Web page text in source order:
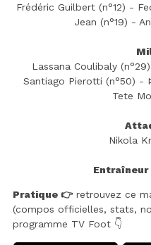
Frédéric Guilbert (n°12) -
Jean (n°19) -
Lassana Coulibaly
Santiago Pierotti (n°50) -
Tete
Nikola
Entraîneur
Pratique 👉retrouvez ce
(compos officielles, stats,
programme TV Foot 👇